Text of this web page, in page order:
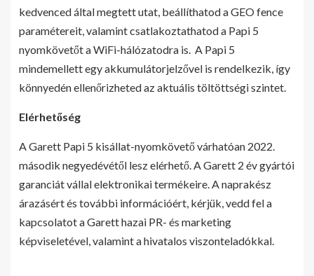
kedvenced által megtett utat, beállíthatod a GEO fence
paramétereit, valamint csatlakoztathatod a Papi 5
nyomkövetőt a WiFi-hálózatodra is. A Papi 5
mindemellett egy akkumulátorjelzővel is rendelkezik, így
könnyedén ellenőrizheted az aktuális töltöttségi szintet.
Elérhetőség
A Garett Papi 5 kisállat-nyomkövető várhatóan 2022.
második negyedévétől lesz elérhető. A Garett 2 év gyártói
garanciát vállal elektronikai termékeire. A naprakész
árazásért és további információért, kérjük, vedd fel a
kapcsolatot a Garett hazai PR- és marketing
képviseletével, valamint a hivatalos viszonteladókkal.